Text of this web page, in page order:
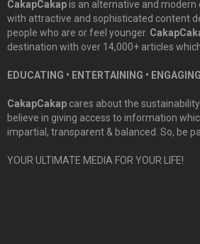
CakapCakapis an alternative and
with attractive and sophisticated content
people who are or feel younger.
destination with over 14,000+ articles
EDUCATING • ENTERTAINING • ENGAGING
CakapCakap cares about the
believe in giving access to information
impartial, transparent & balanced. So, be
YOUR ULTIMATE MEDIA FOR YOUR LIFE!